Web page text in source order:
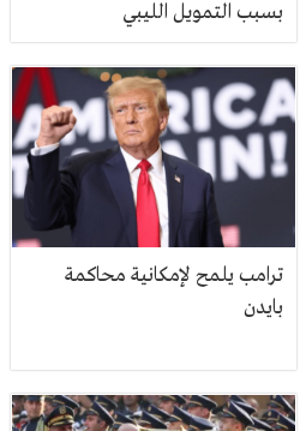
بسبب التمويل الليبي
ترامب يلمح لإمكانية محاكمة
بايدن